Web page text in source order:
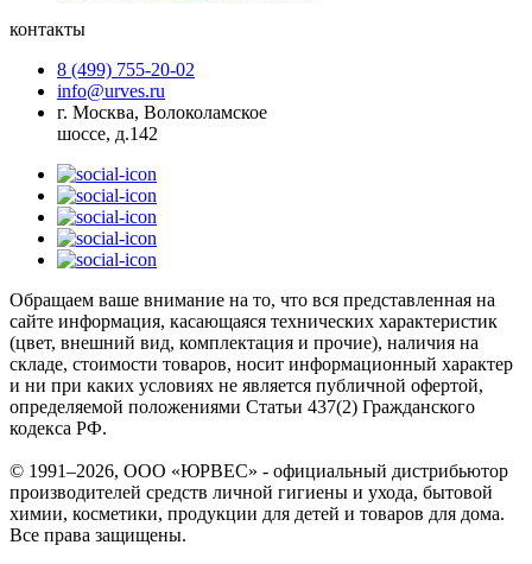
контакты
8 (499) 755-20-02
info@urves.ru
г. Москва, Волоколамское
шоссе, д.142
Обращаем ваше внимание на то, что вся представленная на
сайте информация, касающаяся технических характеристик
(цвет, внешний вид, комплектация и прочие), наличия на
складе, стоимости товаров, носит информационный характер
и ни при каких условиях не является публичной офертой,
определяемой положениями Статьи 437(2) Гражданского
кодекса РФ.
© 1991–2026, ООО «ЮРВЕС» - официальный дистрибьютор
производителей средств личной гигиены и ухода, бытовой
химии, косметики, продукции для детей и товаров для дома.
Все права защищены.